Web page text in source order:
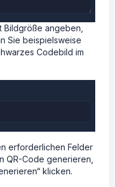
Bildgröße angeben,
Sie beispielsweise
Codebild im
erforderlichen Felder
QR-Code generieren,
klicken.